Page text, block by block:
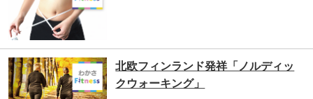
北欧フィンランド発祥「ノルディッ
クウォーキング」